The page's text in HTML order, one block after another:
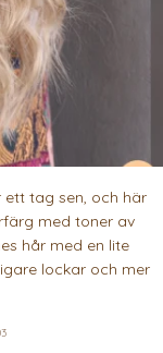
tag sen, och här
med toner av
hår med en lite
lockar och mer